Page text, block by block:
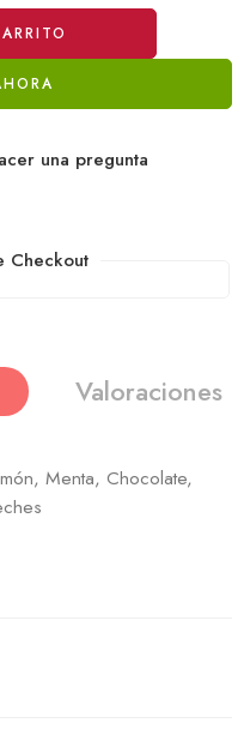
una pregunta
Checkout
Valoraciones
Menta, Chocolate,